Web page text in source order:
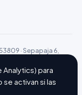
· Sepapaja 6,
Barcelonapara
activan si las